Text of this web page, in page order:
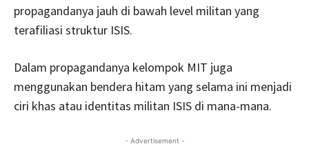
propagandanya jauh di bawah level militan yang
terafiliasi struktur ISIS.
Dalam propagandanya kelompok MIT juga
menggunakan bendera hitam yang selama ini menjadi
ciri khas atau identitas militan ISIS di mana-mana.
- Advertisement -